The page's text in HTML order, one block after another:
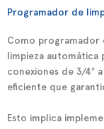
Programador de
Como programador
limpieza automática
conexiones de 3/4″
eficiente que
Esto implica